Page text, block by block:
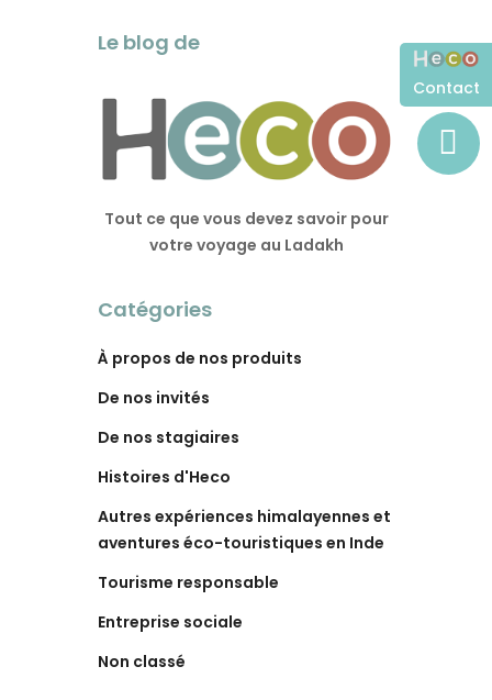
Le blog de
Tout ce que vous devez savoir pour
votre voyage au Ladakh
Catégories
À propos de nos produits
De nos invités
De nos stagiaires
Histoires d'Heco
Autres expériences himalayennes et
aventures éco-touristiques en Inde
Tourisme responsable
Entreprise sociale
Non classé
Contact